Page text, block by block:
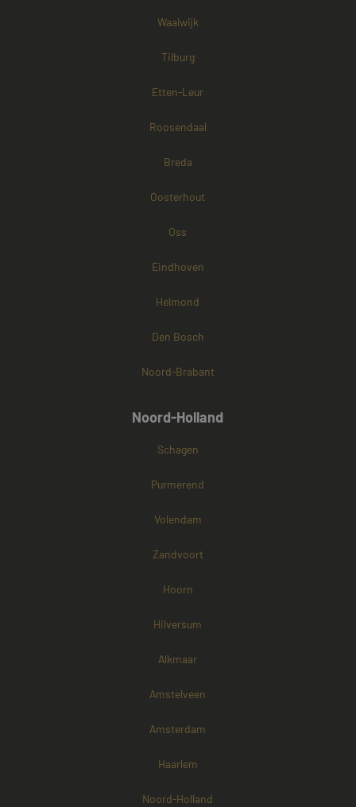
Waalwijk
Tilburg
Etten-Leur
Roosendaal
Breda
Oosterhout
Oss
Eindhoven
Helmond
Den Bosch
Noord-Brabant
Noord-Holland
Schagen
Purmerend
Volendam
Zandvoort
Hoorn
Hilversum
Alkmaar
Amstelveen
Amsterdam
Haarlem
Noord-Holland